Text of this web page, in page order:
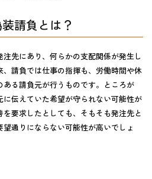
請負とは？
先にあり、 何らかの支配関係が発生し
、請負では仕事の指揮も、労働時間や休
る請負元が行うものです。ところが
に伝えていた希望が守られない可能性が
要求したとしても、そもそも発注先と
通りにならない可能性が高いでしょ